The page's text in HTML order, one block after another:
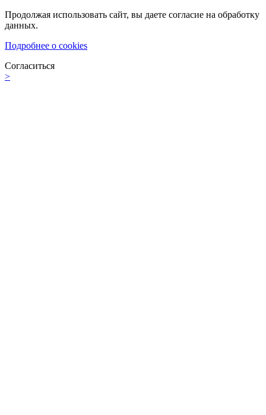
Продолжая использовать сайт, вы даете согласие на обработку
данных.
Подробнее о cookies
Согласиться
>